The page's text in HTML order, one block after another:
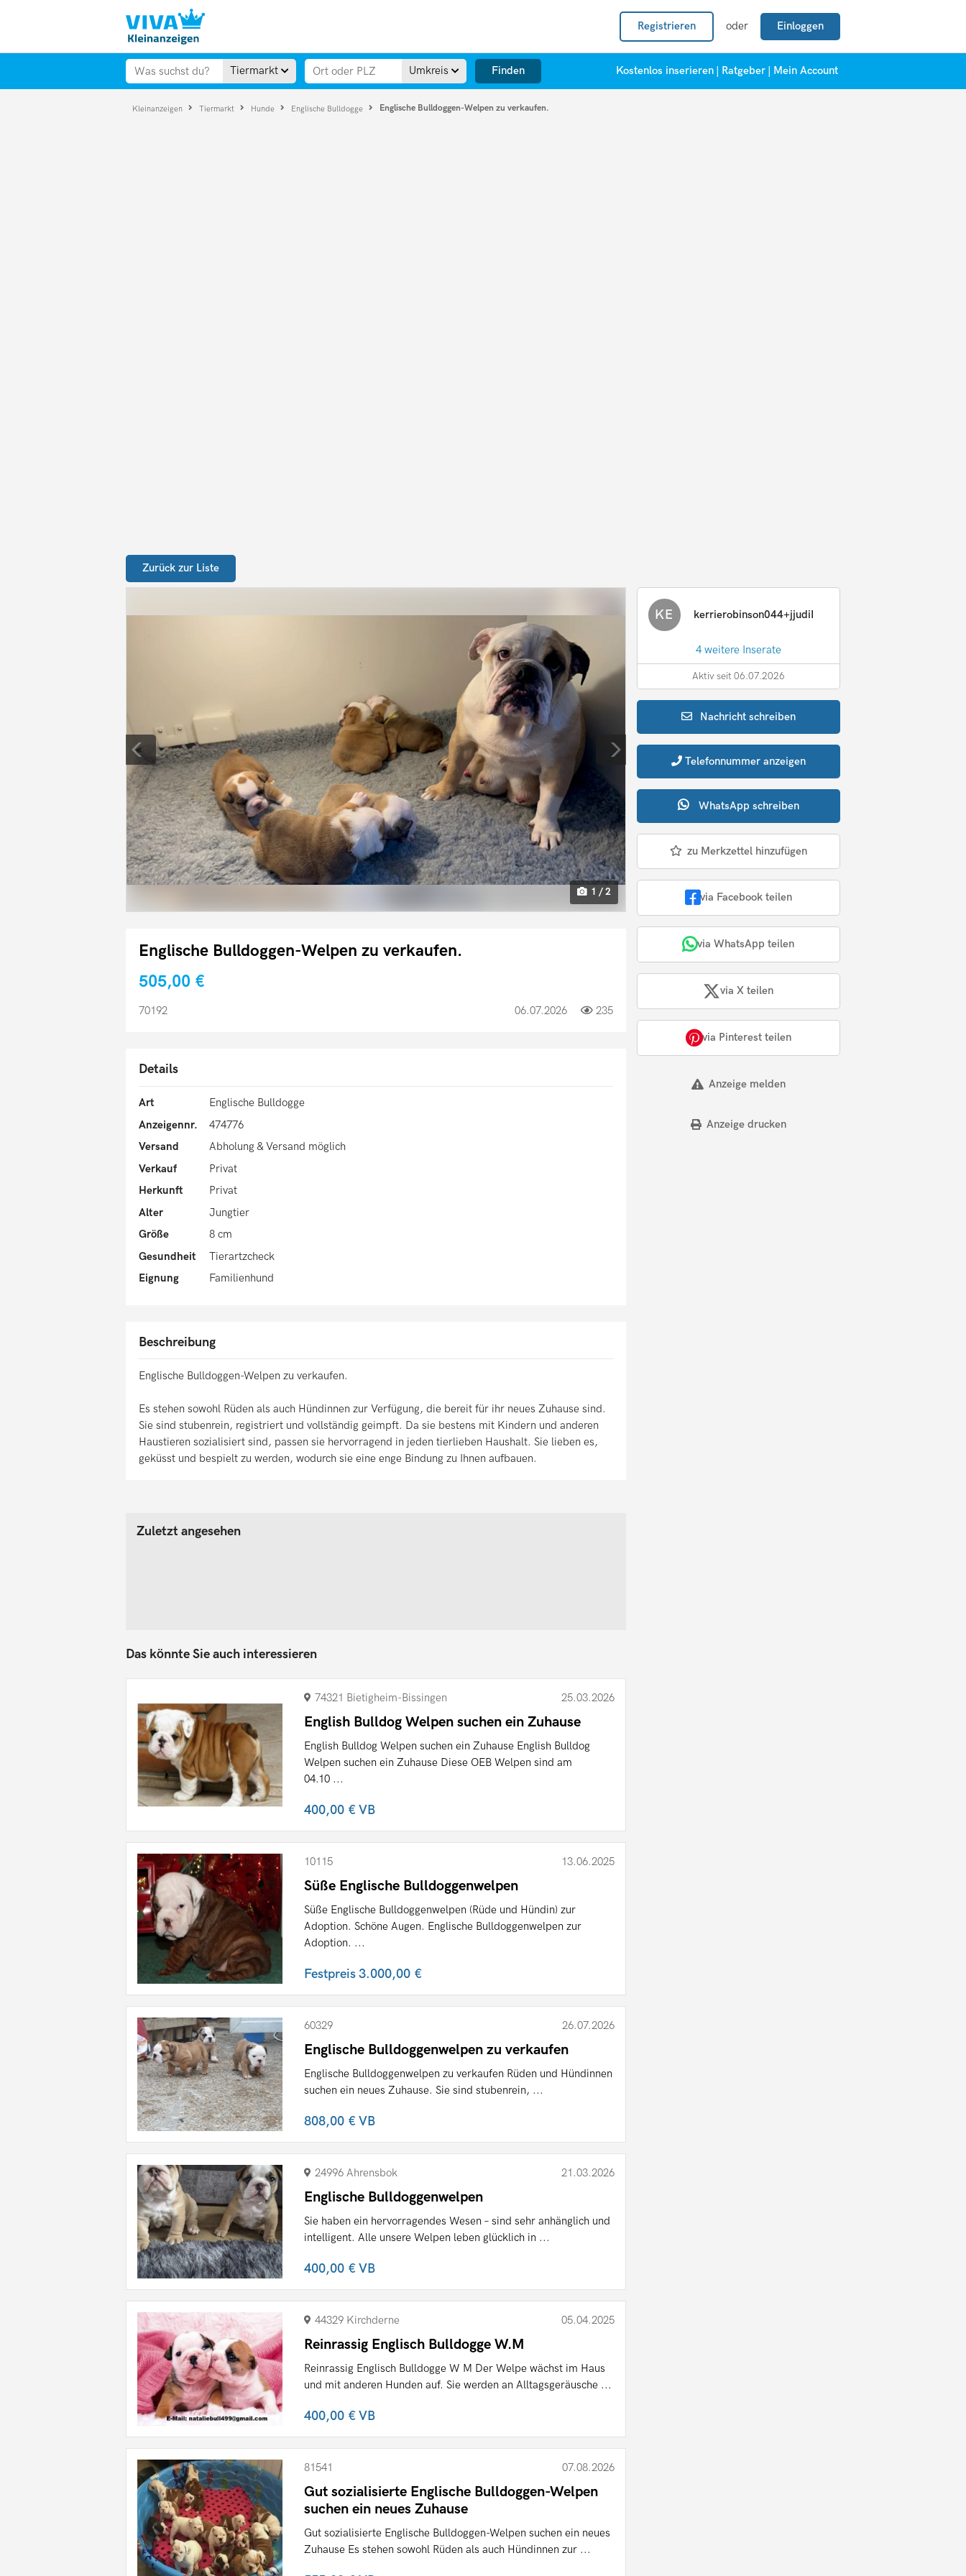
Registrieren oder Einloggen
Tiermarkt Umkreis Finden Kostenlos inserieren Ratgeber Mein Account
Kleinanzeigen Tiermarkt Hunde Englische Bulldogge Englische Bulldoggen-Welpen zu verkaufen.
Zurück zur Liste
1 / 2
Englische Bulldoggen-Welpen zu verkaufen.
505,00 €
70192 06.07.2026 235
Details
Art
Englische Bulldogge
Anzeigennr.
474776
Versand
Abholung & Versand möglich
Verkauf
Privat
Herkunft
Privat
Alter
Jungtier
Größe
8 cm
Gesundheit
Tierartzcheck
Eignung
Familienhund
Beschreibung
Englische Bulldoggen-Welpen zu verkaufen.
Es stehen sowohl Rüden als auch Hündinnen zur Verfügung, die bereit für ihr neues Zuhause sind.
Sie sind stubenrein, registriert und vollständig geimpft. Da sie bestens mit Kindern und anderen
Haustieren sozialisiert sind, passen sie hervorragend in jeden tierlieben Haushalt. Sie lieben es,
geküsst und bespielt zu werden, wodurch sie eine enge Bindung zu Ihnen aufbauen.
KE kerrierobinson044+jjudiI
4 weitere Inserate
Aktiv seit 06.07.2026
Nachrichtschreiben
Telefonnummer anzeigen
WhatsApp schreiben
zu Merkzettel hinzufügen
via Facebook teilen
via WhatsApp teilen
via X teilen
via Pinterest teilen
Anzeige melden
Anzeige drucken
Zuletzt angesehen
Das könnte Sie auch interessieren
74321 Bietigheim-Bissingen 25.03.2026
English Bulldog Welpen suchen ein Zuhause
English Bulldog Welpen suchen ein Zuhause English Bulldog
Welpen suchen ein Zuhause Diese OEB Welpen sind am
04.10 ...
400,00 €VB
10115 13.06.2025
Süße Englische Bulldoggenwelpen
Süße Englische Bulldoggenwelpen (Rüde und Hündin) zur
Adoption. Schöne Augen. Englische Bulldoggenwelpen zur
Adoption. ...
Festpreis3.000,00 €
60329 26.07.2026
Englische Bulldoggenwelpen zu verkaufen
Englische Bulldoggenwelpen zu verkaufen Rüden und Hündinnen
suchen ein neues Zuhause. Sie sind stubenrein, ...
808,00 €VB
24996 Ahrensbok 21.03.2026
Englische Bulldoggenwelpen
Sie haben ein hervorragendes Wesen – sind sehr anhänglich und
intelligent. Alle unsere Welpen leben glücklich in ...
400,00 €VB
44329 Kirchderne 05.04.2025
Reinrassig Englisch Bulldogge W.M
Reinrassig Englisch Bulldogge W M Der Welpe wächst im Haus
und mit anderen Hunden auf. Sie werden an Alltagsgeräusche ...
400,00 €VB
81541 07.08.2026
Gut sozialisierte Englische Bulldoggen-Welpen
suchen ein neues Zuhause
Gut sozialisierte Englische Bulldoggen-Welpen suchen ein neues
Zuhause Es stehen sowohl Rüden als auch Hündinnen zur ...